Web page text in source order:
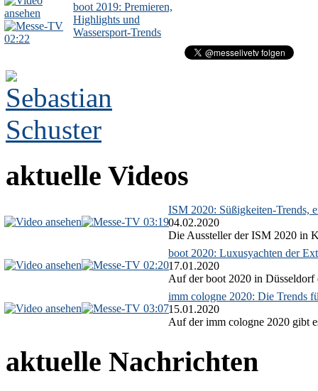
02:22
boot 2019: Premieren,
Highlights und
Wassersport-Trends
aktuelle Videos
03:19
ISM 2020: Süßigkeiten-Trends,
04.02.2020
Die Aussteller der ISM 2020 in
02:20
boot 2020: Luxusyachten der
17.01.2020
Auf der boot 2020 in Düsseldorf
03:07
imm cologne 2020: Die Trends
15.01.2020
Auf der imm cologne 2020 gibt
aktuelle Nachrichten